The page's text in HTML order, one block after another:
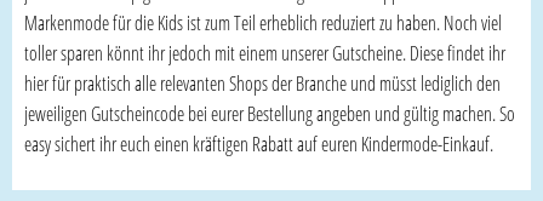
Markenmode für die Kids ist zum Teil erheblich reduziert zu haben. Noch viel
toller sparen könnt ihr jedoch mit einem unserer Gutscheine. Diese findet ihr
hier für praktisch alle relevanten Shops der Branche und müsst lediglich den
jeweiligen Gutscheincode bei eurer Bestellung angeben und gültig machen. So
easy sichert ihr euch einen kräftigen Rabatt auf euren Kindermode-Einkauf.